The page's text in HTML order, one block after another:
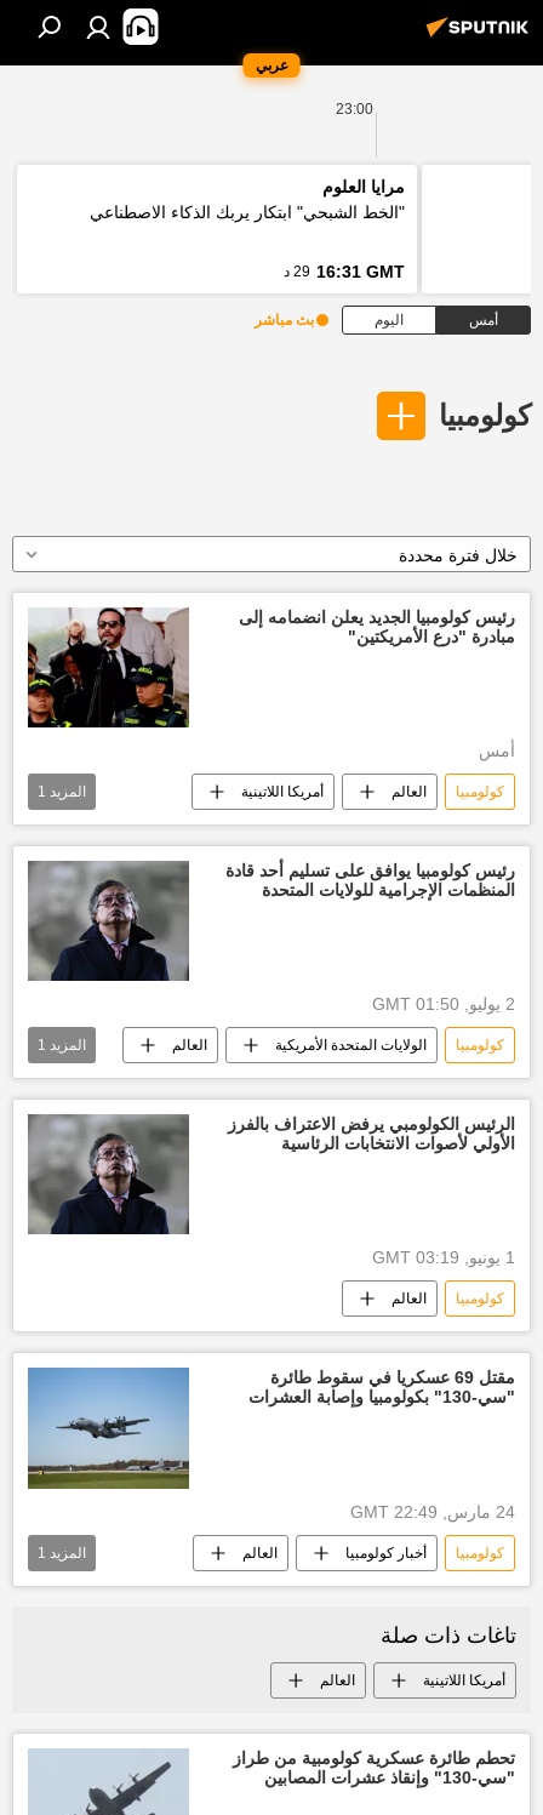
عربي
23:00
مرايا العلوم
"الخط الشبحي" ابتكار يربك الذكاء الاصطناعي
16:31 GMT 29 د
أمس اليوم بث مباشر
كولومبيا
خلال فترة محددة
رئيس كولومبيا الجديد يعلن انضمامه إلى
مبادرة "درع الأمريكتين"
أمس
كولومبيا العالم أمريكا اللاتينية
اخبار أمريكا اللاتينية
المزيد 1
رئيس كولومبيا يوافق على تسليم أحد قادة
المنظمات الإجرامية للولايات المتحدة
2 يوليو, 01:50 GMT
كولومبيا الولايات المتحدة الأمريكية العالم
أخبار العالم الآن
المزيد 1
الرئيس الكولومبي يرفض الاعتراف بالفرز
الأولي لأصوات الانتخابات الرئاسية
1 يونيو, 03:19 GMT
كولومبيا العالم
مقتل 69 عسكريا في سقوط طائرة
"سي-130" بكولومبيا وإصابة العشرات
24 مارس, 22:49 GMT
كولومبيا أخبار كولومبيا العالم
أخبار العالم الآن
المزيد 1
تاغات ذات صلة
أمريكا اللاتينية العالم
تحطم طائرة عسكرية كولومبية من طراز
"سي-130" وإنقاذ عشرات المصابين